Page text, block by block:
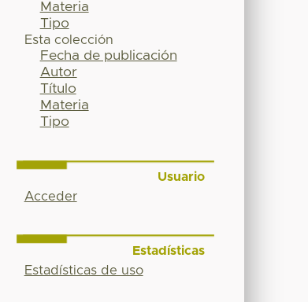
Materia
Tipo
Esta colección
Fecha de publicación
Autor
Título
Materia
Tipo
Usuario
Acceder
Estadísticas
Estadísticas de uso